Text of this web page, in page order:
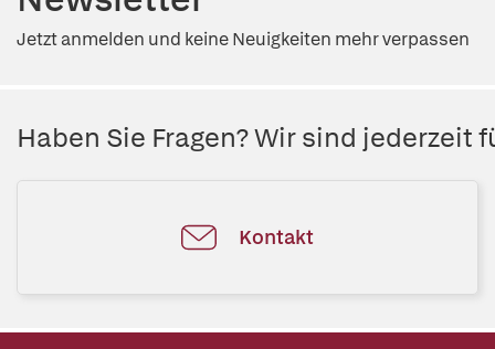
Jetzt anmelden und keine Neuigkeiten mehr verpassen
Haben Sie Fragen? Wir sind jederzeit
Kontakt